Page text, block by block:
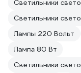
Светильники
Светильники
Лампы 220 Вольт
Лампа 80 Вт
Светильники